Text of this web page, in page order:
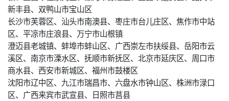
新丰县、双鸭山市宝山区
长沙市芙蓉区、汕头市南澳县、枣庄市台儿庄区、焦作市中站
区、平凉市庄浪县、万宁市山根镇
澄迈县老城镇、蚌埠市蚌山区、广西崇左市扶绥县、岳阳市云
溪区、南京市溧水区、抚顺市新抚区、北京市延庆区、周口市
商水县、西安市新城区、福州市鼓楼区
沈阳市辽中区、九江市瑞昌市、六盘水市钟山区、株洲市渌口
区、广西来宾市武宣县、日照市莒县